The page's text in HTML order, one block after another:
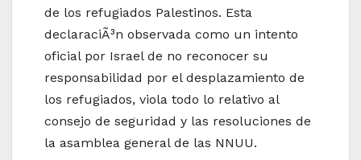
de los refugiados Palestinos. Esta
declaraciÃ³n observada como un intento
oficial por Israel de no reconocer su
responsabilidad por el desplazamiento de
los refugiados, viola todo lo relativo al
consejo de seguridad y las resoluciones de
la asamblea general de las NNUU.